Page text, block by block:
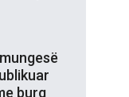
burg